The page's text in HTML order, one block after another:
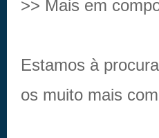
>> Mais em
Estamos à
os muito mais